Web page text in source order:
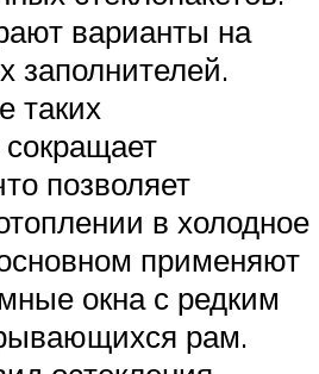
варианты на
заполнителей.
таких
сокращает
позволяет
в холодное
применяют
окна с редким
рам.